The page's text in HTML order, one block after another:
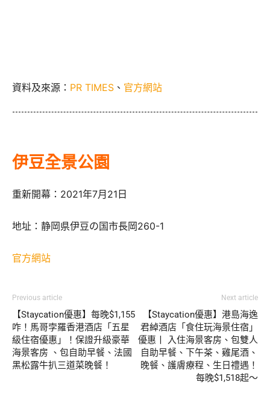
資料及來源： PR TIMES 、 官方網站
伊豆全景公園
重新開幕：2021年7月21日
地址：静岡県伊豆の国市長岡260-1
官方網站
Previous article
【Staycation優惠】每晚$1,155
咋！馬哥孛羅香港酒店「五星
級住宿優惠」！保證升級豪華
海景客房 、包自助早餐、法國
黑松露牛扒三道菜晚餐！
Next article
【Staycation優惠】港島海逸
君綽酒店「食住玩海景住宿」
優惠丨 入住海景客房、包雙人
自助早餐、下午茶、雞尾酒、
晚餐、護膚療程、生日禮遇！
每晚$1,518起～